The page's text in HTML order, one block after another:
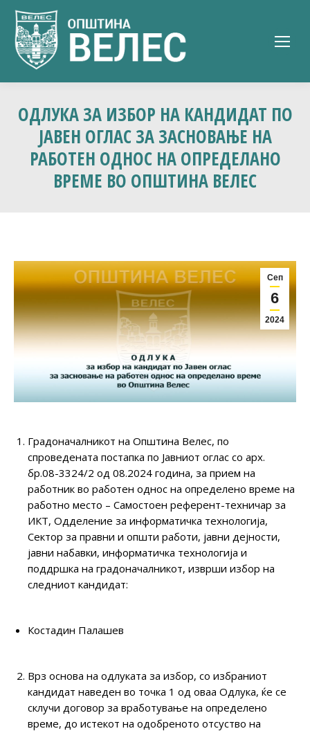
ОДЛУКА ЗА ИЗБОР НА КАНДИДАТ ПО
ЈАВЕН ОГЛАС ЗА ЗАСНОВАЊЕ НА
РАБОТЕН ОДНОС НА ОПРЕДЕЛАНО
ВРЕМЕ ВО ОПШТИНА ВЕЛЕС
Сеп
6
2024
Градоначалникот на Општина Велес, по
спроведената постапка по Јавниот оглас со арх.
бр.08-3324/2 од 08.2024 година, за прием на
работник во работен однос на определено време на
работно место – Самостоен референт-техничар за
ИКТ, Одделение за информатичка технологија,
Сектор за правни и општи работи, јавни дејности,
јавни набавки, информатичка технологија и
поддршка на градоначалникот, изврши избор на
следниот кандидат:
Костадин Палашев
Врз основа на одлуката за избор, со избраниот
кандидат наведен во точка 1 од оваа Одлука, ќе се
склучи договор за вработување на определено
време, до истекот на одобреното отсуство на